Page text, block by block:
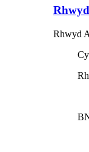
Rhwyd